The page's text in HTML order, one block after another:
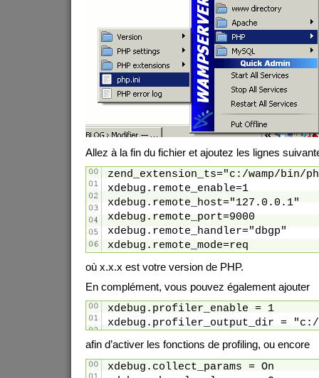
Allez à la fin du fichier et ajoutez les lignes
zend_extension_ts="c:/wamp/bin/
xdebug.remote_enable=1
xdebug.remote_host="127.0.0.1"
xdebug.remote_port=9000
xdebug.remote_handler="dbgp"
xdebug.remote_mode=req
où x.x.x est votre version de PHP.
En complément, vous pouvez également ajouter
xdebug.profiler_enable = 1
xdebug.profiler_output_dir = "c:/
afin d’activer les fonctions de profiling, ou encore
xdebug.collect_params = On